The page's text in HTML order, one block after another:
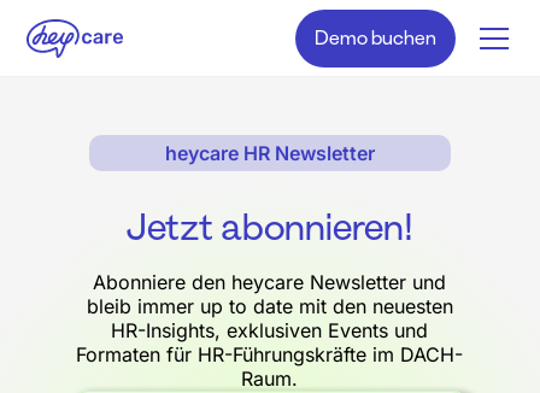
Demo buchen
heycare HR Newsletter
Jetzt abonnieren!
Abonniere den heycare Newsletter und
bleib immer up to date mit den neuesten
HR-Insights, exklusiven Events und
Formaten für HR-Führungskräfte im DACH-
Raum.